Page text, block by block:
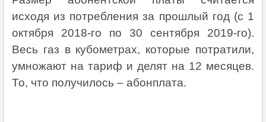
исходя из потребления за прошлый год (с 1
октября 2018-го по 30 сентября 2019-го).
Весь газ в кубометрах, которые потратили,
умножают на тариф и делят на 12 месяцев.
То, что получилось – абонплата.